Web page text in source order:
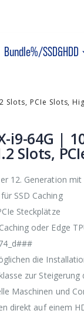
Bundle%/SSD&HDD
Slots, PCIe Slots,
i9-64G |
Slots,
12. Generation mit
SSD Caching
Steckplätze
oder Edge
die
zur
Maschinen und
direkt auf einem